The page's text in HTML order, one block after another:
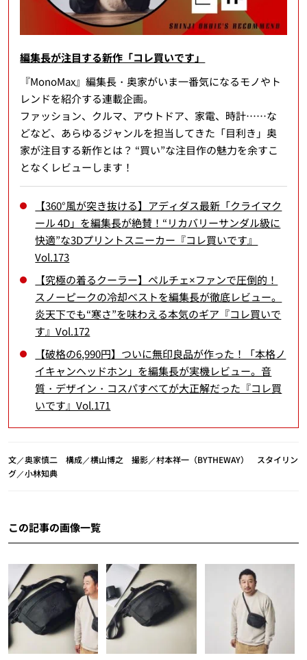
編集長が注目する新作「コレ買いです」
『MonoMax』編集長・奥家がいま一番気になるモノやト
レンドを紹介する連載企画。
ファッション、クルマ、アウトドア、家電、時計……な
どなど、あらゆるジャンルを担当してきた「目利き」奥
家が注目する新作とは？ “買い”な注目作の魅力を余すこ
となくレビューします！
【360°風が突き抜ける】アディダス最新「クライマク
ール 4D」を編集長が絶賛！“リカバリーサンダル級に
快適”な3Dプリントスニーカー『コレ買いです』
Vol.173
【究極の着るクーラー】ペルチェ×ファンで圧倒的！
スノーピークの冷却ベストを編集長が徹底レビュー。
炎天下でも“寒さ”を味わえる本気のギア『コレ買いで
す』Vol.172
【破格の6,990円】ついに無印良品が作った！「本格ノ
イキャンヘッドホン」を編集長が実機レビュー。音
質・デザイン・コスパすべてが大正解だった『コレ買
いです』Vol.171
文／奥家慎二 構成／横山博之 撮影／村本祥一（BYTHEWAY） スタイリン
グ／小林知典
この記事の画像一覧